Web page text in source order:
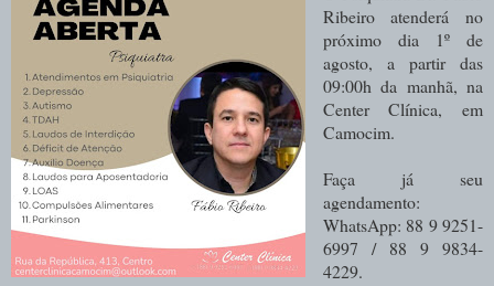
Ribeiro atenderá no
próximo dia 1º de
agosto, a partir das
09:00h da manhã, na
Center Clínica, em
Camocim.
Faça já seu
agendamento:
WhatsApp: 88 9 9251-
6997 / 88 9 9834-
4229.